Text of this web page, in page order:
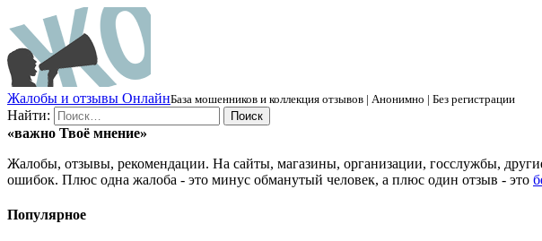
Жалобы и отзывы ОнлайнБаза мошенников и коллекция отзывов | Анонимно | Без регистрации
Найти:
«важно Твоё мнение»
Жалобы, отзывы, рекомендации. На сайты, магазины, организации, госслужбы,
ошибок. Плюс одна жалоба - это минус обманутый человек, а плюс один отзыв - это
Популярное